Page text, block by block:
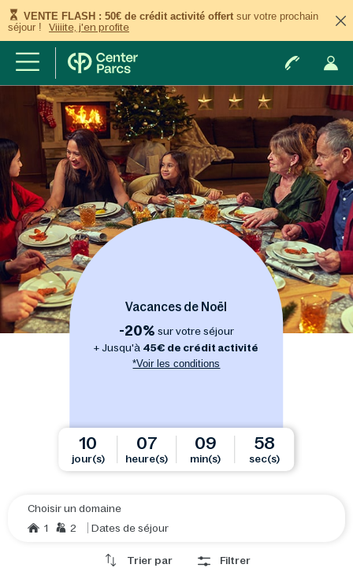
VENTE FLASH : 50€ de crédit activité offert sur votre prochain
séjour !
Viiiite, j'en profite
Vacances de Noël
-20% sur votre séjour
+ Jusqu'à 45€ de crédit activité
*Voir les conditions
10
jour(s)
07
heure(s)
09
min(s)
57
sec(s)
Choisir un domaine
1
2 Dates de séjour
Trier par Filtrer